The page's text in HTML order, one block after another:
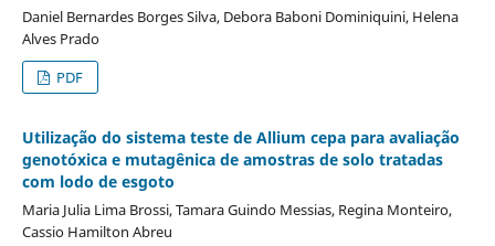
Daniel Bernardes Borges Silva, Debora Baboni Dominiquini, Helena
Alves Prado
PDF
Utilização do sistema teste de Allium cepa para avaliação
genotóxica e mutagênica de amostras de solo tratadas
com lodo de esgoto
Maria Julia Lima Brossi, Tamara Guindo Messias, Regina Monteiro,
Cassio Hamilton Abreu